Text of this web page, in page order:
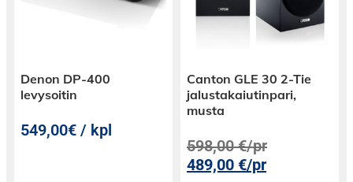
Denon DP-400
levysoitin
549,00€ / kpl
Canton GLE 30 2-Tie
jalustakaiutinpari,
musta
598,00€/pr
489,00€/pr